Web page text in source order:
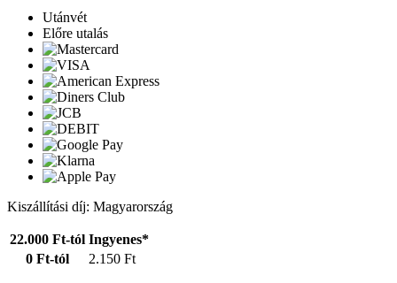
Utánvét
Előre utalás
Kiszállítási díj: Magyarország
22.000 Ft-tól Ingyenes*
0 Ft-tól
2.150 Ft